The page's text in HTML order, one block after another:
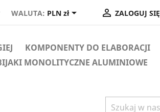
WALUTA: PLN zł  ZALOGUJ SIĘ
KOMPONENTY DO ELABORACJI
MONOLITYCZNE ALUMINIOWE